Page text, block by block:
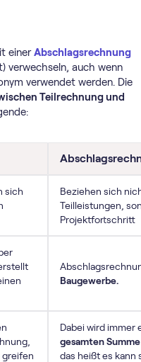
einerAbschlagsrechnung
verwechseln, auch wenn
verwendet werden. Die
Teilrechnung und
sich
Beziehen sich
Teilleistungen,
Projektfortschritt
Baugewerbe.
greifen
Dabei wird
gesamten
das heißt es kann